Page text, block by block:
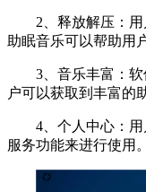
2、释放解压：用
助眠音乐可以帮助用
3、音乐丰富：软
户可以获取到丰富的
4、个人中心：用
服务功能来进行使用。